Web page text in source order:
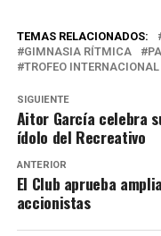
TEMAS RELACIONADOS:
GIMNASIA RÍTMICA
TROFEO
SIGUIENTE
Aitor García celebra
ídolo del Recreativo
ANTERIOR
El Club aprueba
accionistas